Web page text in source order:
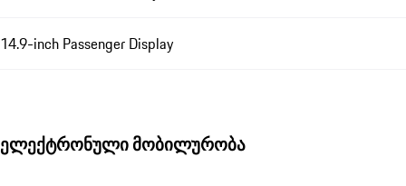
14.9-inch Passenger Display
ელექტრონული მობილურობა